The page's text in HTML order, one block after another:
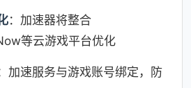
：加速器将整合
等云游戏平台优化
加速服务与游戏账号绑定，防